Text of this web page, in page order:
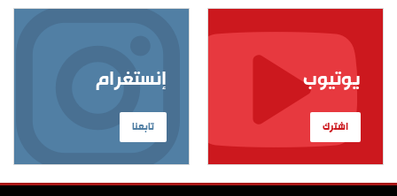
إنستغرام
تابعنا
يوتيوب
اشترك